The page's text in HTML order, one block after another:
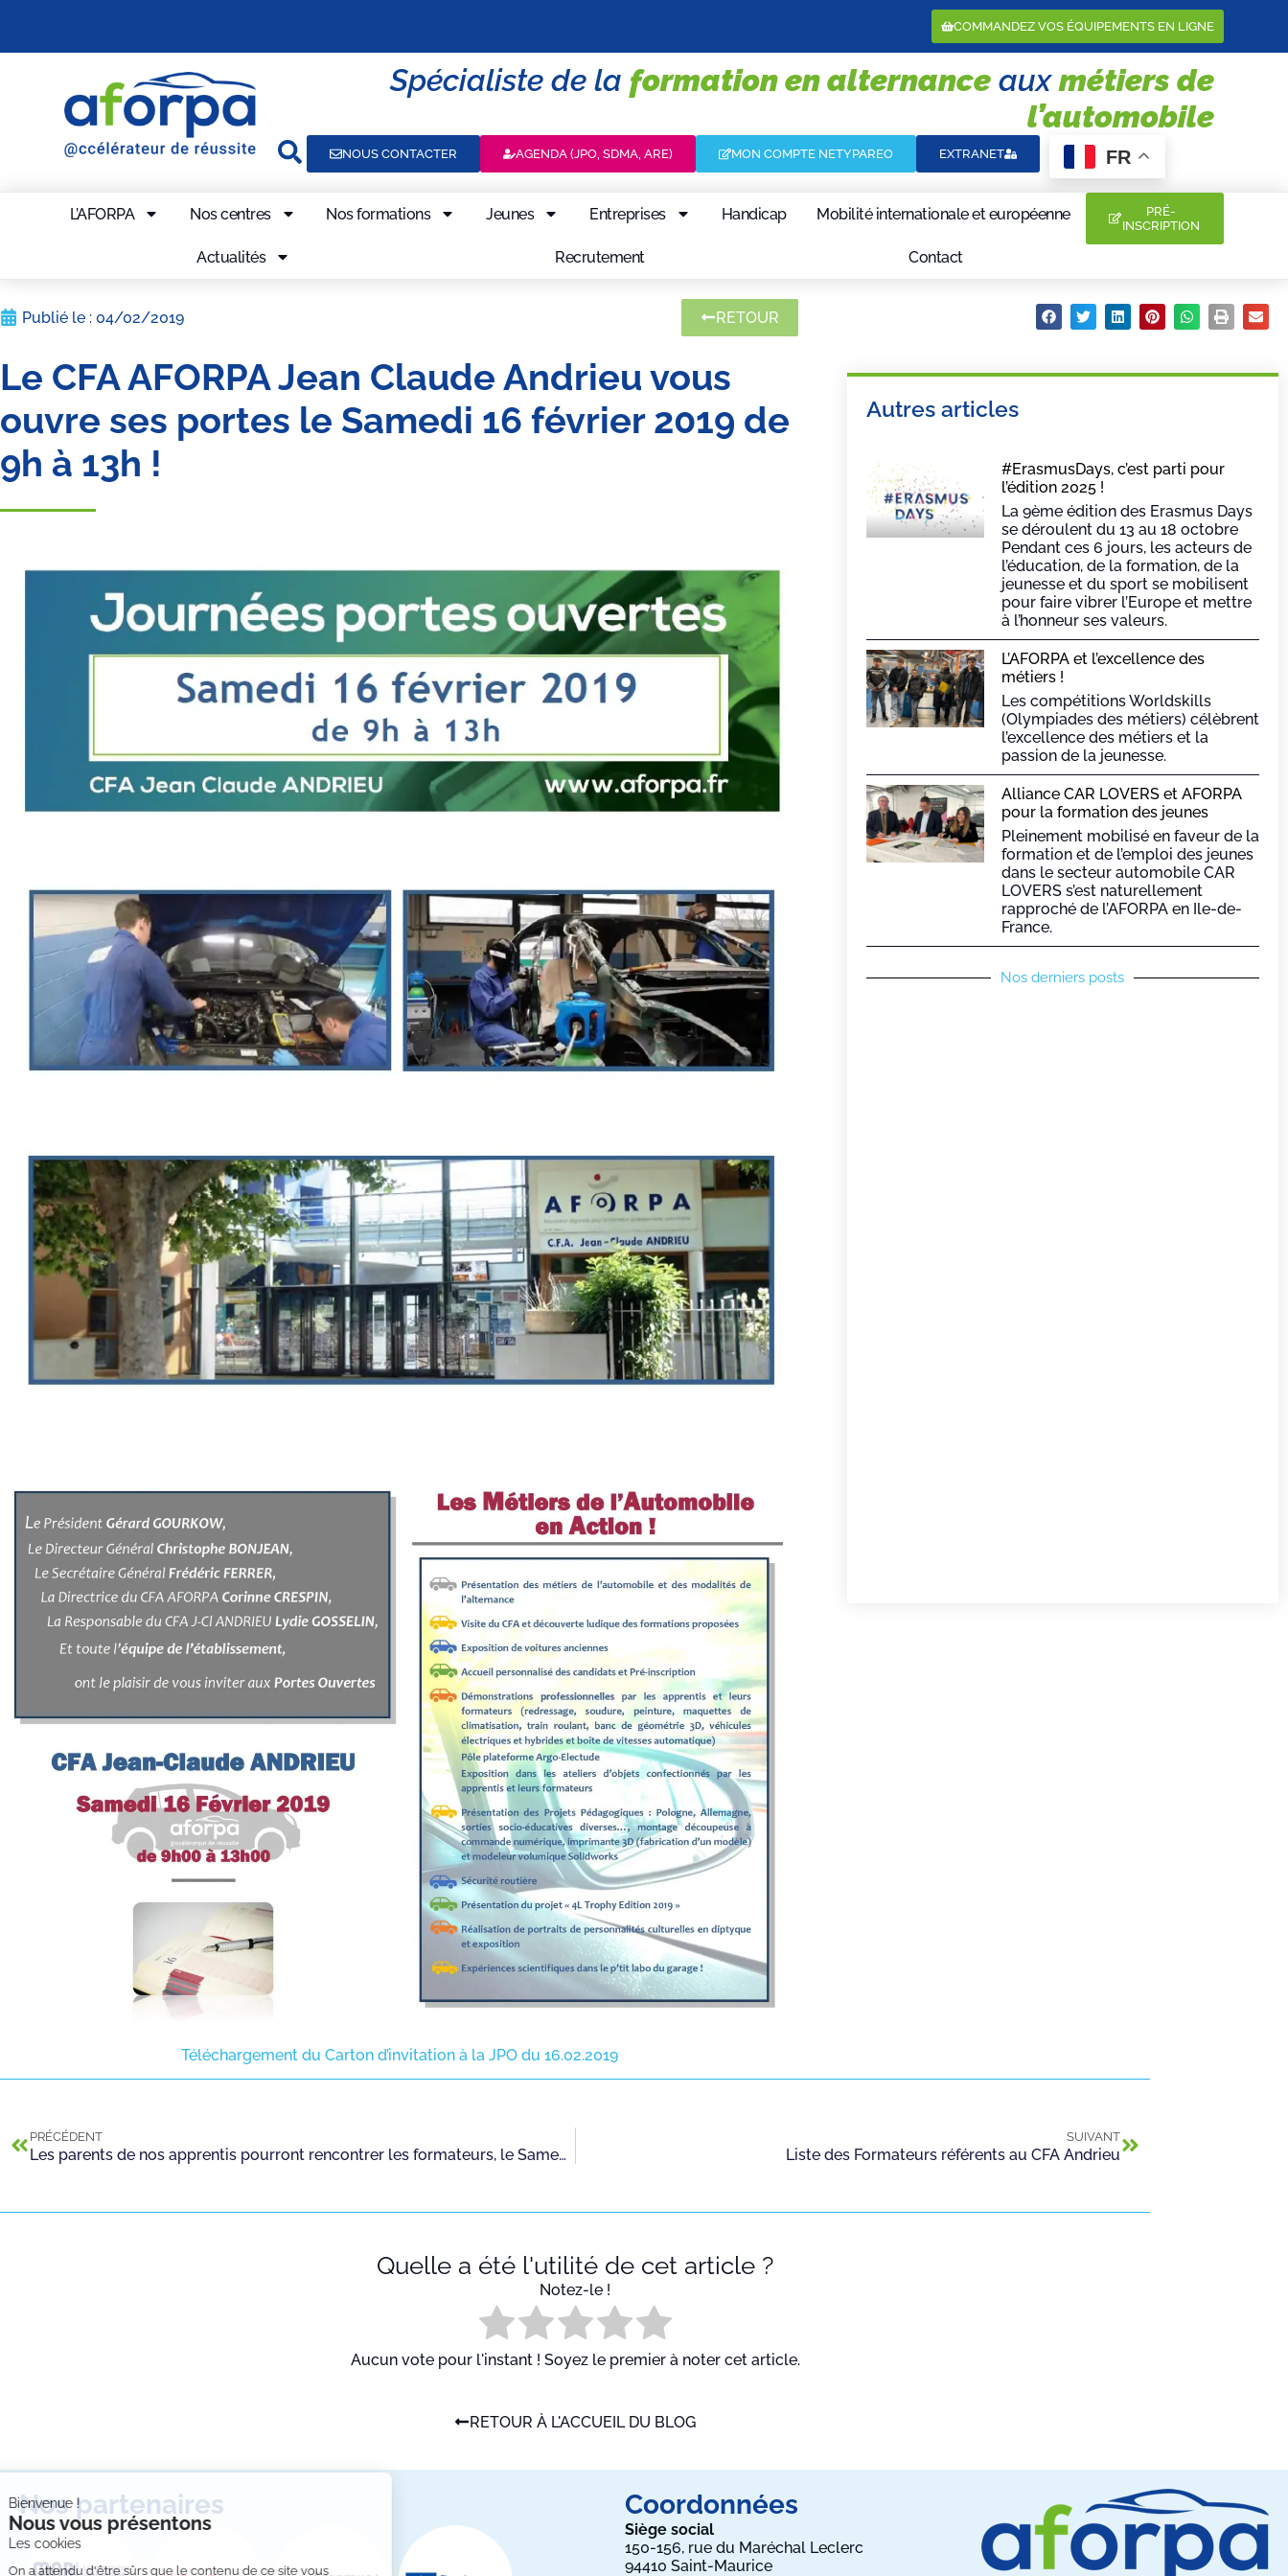
Nous vous présentons
Les cookies
On a attendu d'être sûrs que le
contenu de ce site vous intéresse avant de vous déranger,
COMMANDEZ VOS ÉQUIPEMENTS EN LIGNE
Spécialiste de la formation en alternanceauxmétiers de
l’automobile
NOUS CONTACTER AGENDA (JPO, SDMA, ARE) MON COMPTE NETYPAREO EXTRANET FR
L’AFORPA Nos centres Nos formations Jeunes Entreprises Handicap Mobilité internationale et européenne
Actualités Recrutement Contact
PRÉ-
INSCRIPTION
Publié le : 04/02/2019 RETOUR
Le CFA AFORPA Jean Claude Andrieu vous
ouvre ses portes le Samedi 16 février 2019 de
9h à 13h !
Téléchargement du Carton d’invitation à la JPO du 16.02.2019
Autres articles
#ErasmusDays, c’est parti pour
l’édition 2025 !
La 9ème édition des Erasmus Days
se déroulent du 13 au 18 octobre
Pendant ces 6 jours, les acteurs de
l’éducation, de la formation, de la
jeunesse et du sport se mobilisent
pour faire vibrer l’Europe et mettre
à l’honneur ses valeurs.
L’AFORPA et l’excellence des
métiers !
Les compétitions Worldskills
(Olympiades des métiers) célèbrent
l’excellence des métiers et la
passion de la jeunesse.
Alliance CAR LOVERS et AFORPA
pour la formation des jeunes
Pleinement mobilisé en faveur de la
formation et de l’emploi des jeunes
dans le secteur automobile CAR
LOVERS s’est naturellement
rapproché de l’AFORPA en Ile-de-
France.
Nos derniers posts
PRÉCÉDENT
Les parents de nos apprentis pourront rencontrer les formateurs, le Samedi 2 février 2019 de 9h à 13h
SUIVANT
Liste des Formateurs référents au CFA Andrieu
Quelle a été l'utilité de cet article ?
Notez-le !
Aucun vote pour l'instant ! Soyez le premier à noter cet article.
RETOUR À L'ACCUEIL DU BLOG
Nos partenaires Coordonnées
Siège social
150-156, rue du Maréchal Leclerc
94410 Saint-Maurice